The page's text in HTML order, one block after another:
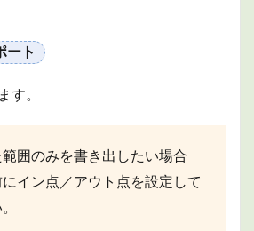
ート
す。
囲のみを書き出したい場合
イン点／アウト点を設定して